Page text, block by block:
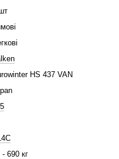
HS 437 VAN
- 690 кг